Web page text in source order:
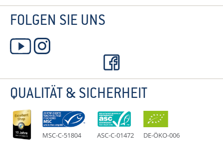
FOLGEN SIE UNS
QUALITÄT & SICHERHEIT
MSC-C-51804 ASC-C-01472 DE-ÖKO-006